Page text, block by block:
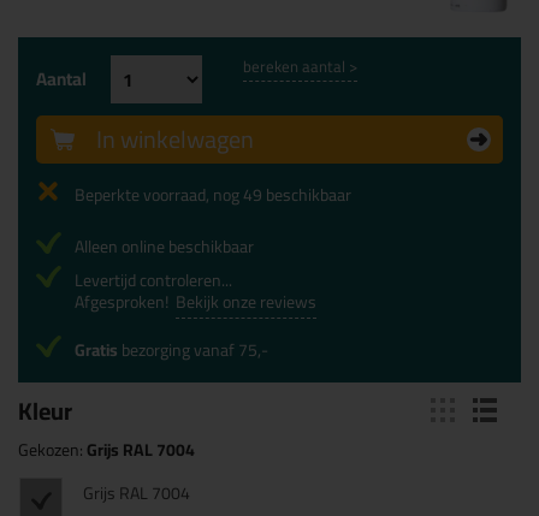
Kleur
Gekozen:Grijs RAL 7004
Grijs RAL 7004
Aantal bereken aantal >
In winkelwagen
Beperkte voorraad, nog 49 beschikbaar
Alleen online beschikbaar
Levertijd controleren...
Afgesproken! Bekijk onze reviews
Gratisbezorging vanaf 75,-